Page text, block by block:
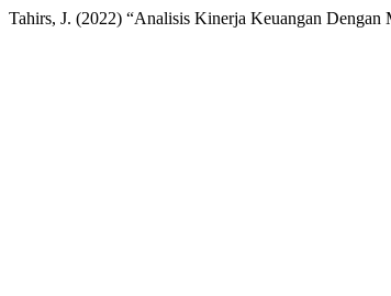
Tahirs, J. (2022) “Analisis Kinerja Keuangan